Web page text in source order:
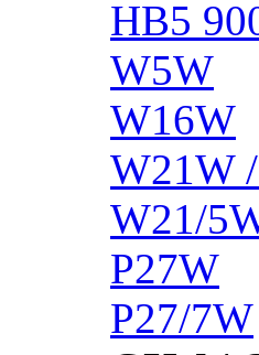
HB5
W5W
W16W
W21W
W21/
P27W
P27/7W